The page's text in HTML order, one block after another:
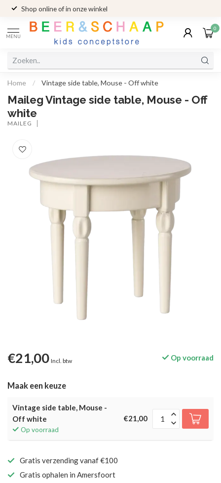
Shop online of in onze winkel
MENU
0
Home / Vintage side table, Mouse - Off white
Maileg Vintage side table, Mouse - Off
white
MAILEG
€21,00 Incl. btw Op voorraad
Maak een keuze
Vintage side table, Mouse -
Off white
Op voorraad
€21,00
Gratis verzending vanaf €100
Gratis ophalen in Amersfoort